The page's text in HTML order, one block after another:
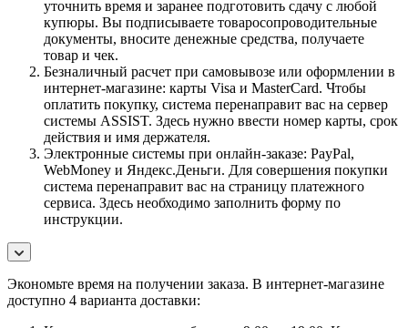
уточнить время и заранее подготовить сдачу с любой
купюры. Вы подписываете товаросопроводительные
документы, вносите денежные средства, получаете
товар и чек.
Безналичный расчет при самовывозе или оформлении в
интернет-магазине: карты Visa и MasterCard. Чтобы
оплатить покупку, система перенаправит вас на сервер
системы ASSIST. Здесь нужно ввести номер карты, срок
действия и имя держателя.
Электронные системы при онлайн-заказе: PayPal,
WebMoney и Яндекс.Деньги. Для совершения покупки
система перенаправит вас на страницу платежного
сервиса. Здесь необходимо заполнить форму по
инструкции.
Экономьте время на получении заказа. В интернет-магазине
доступно 4 варианта доставки: